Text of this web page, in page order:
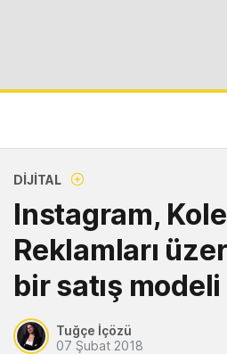
DIJITAL
Instagram,
Reklamları
bir satış
Tuğçe İçözü
07 Şubat 2018